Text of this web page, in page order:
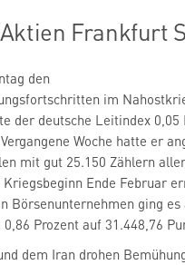
Aktien Frankfurt
den
im
der deutsche Leitindex
Woche hatte er
mit gut 25.150 Zählern
Börsenunternehmen ging es
Prozent auf 31.448,76
dem Iran drohen